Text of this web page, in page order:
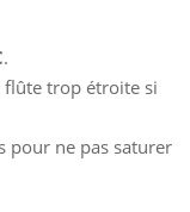
.
flûte trop étroite si
pour ne pas saturer